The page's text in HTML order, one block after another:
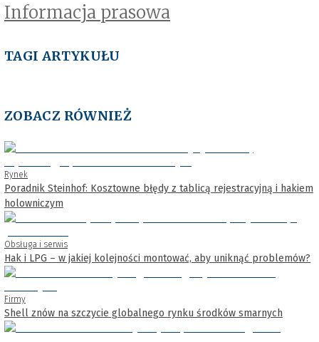
Informacja prasowa
TAGI ARTYKUŁU
ZOBACZ RÓWNIEŻ
Rynek
Poradnik Steinhof: Kosztowne błędy z tablicą rejestracyjną i hakiem
holowniczym
Obsługa i serwis
Hak i LPG – w jakiej kolejności montować, aby uniknąć problemów?
Firmy
Shell znów na szczycie globalnego rynku środków smarnych